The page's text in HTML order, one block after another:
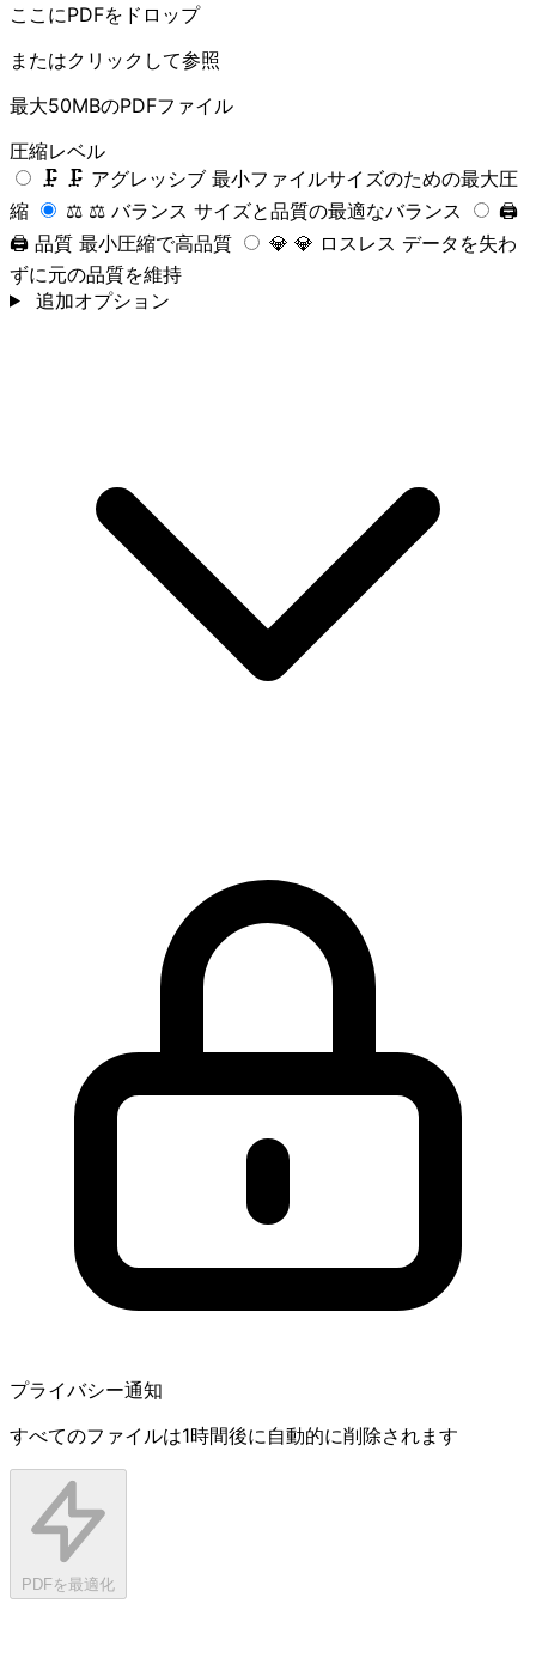
ここにPDFをドロップ
またはクリックして参照
最大50MBのPDFファイル
圧縮レベル
🗜️ 🗜️ アグレッシブ 最小ファイルサイズのための最大圧
縮
⚖️ ⚖️ バランス サイズと品質の最適なバランス
🖨️
🖨️ 品質 最小圧縮で高品質 💎 💎 ロスレス データを失わ
ずに元の品質を維持
追加オプション
プライバシー通知
すべてのファイルは1時間後に自動的に削除されます
PDFを最適化